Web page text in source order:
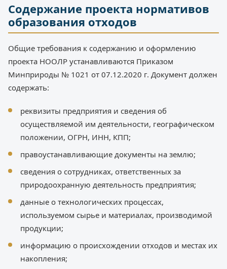
Содержание проекта нормативов
образования отходов
Общие требования к содержанию и оформлению
проекта НООЛР устанавливаются Приказом
Минприроды № 1021 от 07.12.2020 г. Документ должен
содержать:
реквизиты предприятия и сведения об
осуществляемой им деятельности, географическом
положении, ОГРН, ИНН, КПП;
правоустанавливающие документы на землю;
сведения о сотрудниках, ответственных за
природоохранную деятельность предприятия;
данные о технологических процессах,
используемом сырье и материалах, производимой
продукции;
информацию о происхождении отходов и местах их
накопления;